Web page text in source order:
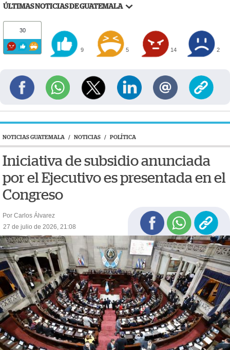
ÚLTIMAS NOTICIAS DE GUATEMALA
30
9 5 14 2
NOTICIAS GUATEMALA / NOTICIAS / POLÍTICA
Iniciativa de subsidio anunciada
por el Ejecutivo es presentada en el
Congreso
Por Carlos Álvarez
27 de julio de 2026, 21:08